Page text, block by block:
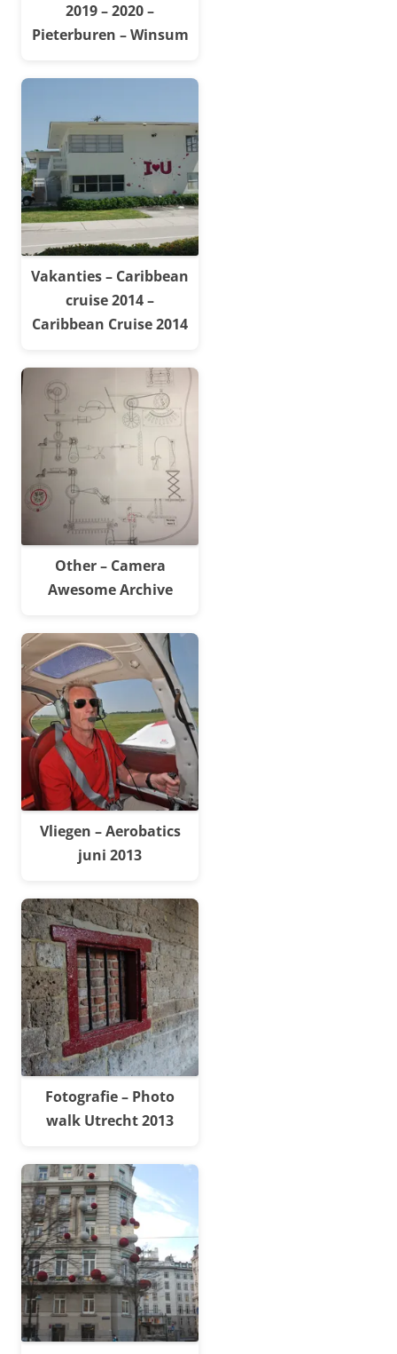
2019 – 2020 –
Pieterburen – Winsum
Vakanties – Caribbean
cruise 2014 –
Caribbean Cruise 2014
Other – Camera
Awesome Archive
Vliegen – Aerobatics
juni 2013
Fotografie – Photo
walk Utrecht 2013